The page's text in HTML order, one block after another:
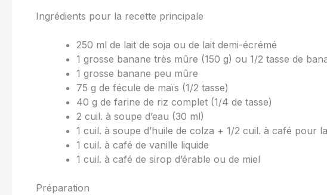
Ingrédients pour la recette principale
250 ml de lait de soja ou de lait demi-écrémé
1 grosse banane très mûre (150 g) ou 1/2 tasse de
1 grosse banane peu mûre
75 g de fécule de maïs (1/2 tasse)
40 g de farine de riz complet (1/4 de tasse)
2 cuil. à soupe d’eau (30 ml)
1 cuil. à soupe d’huile de colza + 1/2 cuil. à café pour
1 cuil. à café de vanille liquide
1 cuil. à café de sirop d’érable ou de miel
Préparation